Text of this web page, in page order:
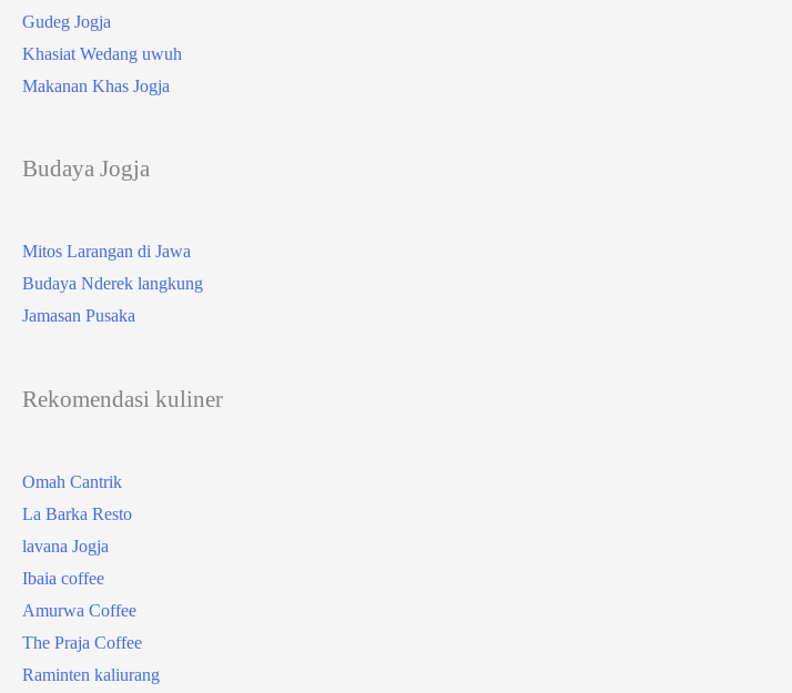
Gudeg Jogja
Khasiat Wedang uwuh
Makanan Khas Jogja
Budaya Jogja
Mitos Larangan di Jawa
Budaya Nderek langkung
Jamasan Pusaka
Rekomendasi kuliner
Omah Cantrik
La Barka Resto
lavana Jogja
Ibaia coffee
Amurwa Coffee
The Praja Coffee
Raminten kaliurang